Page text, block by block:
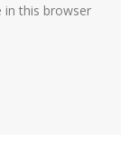
in this browser